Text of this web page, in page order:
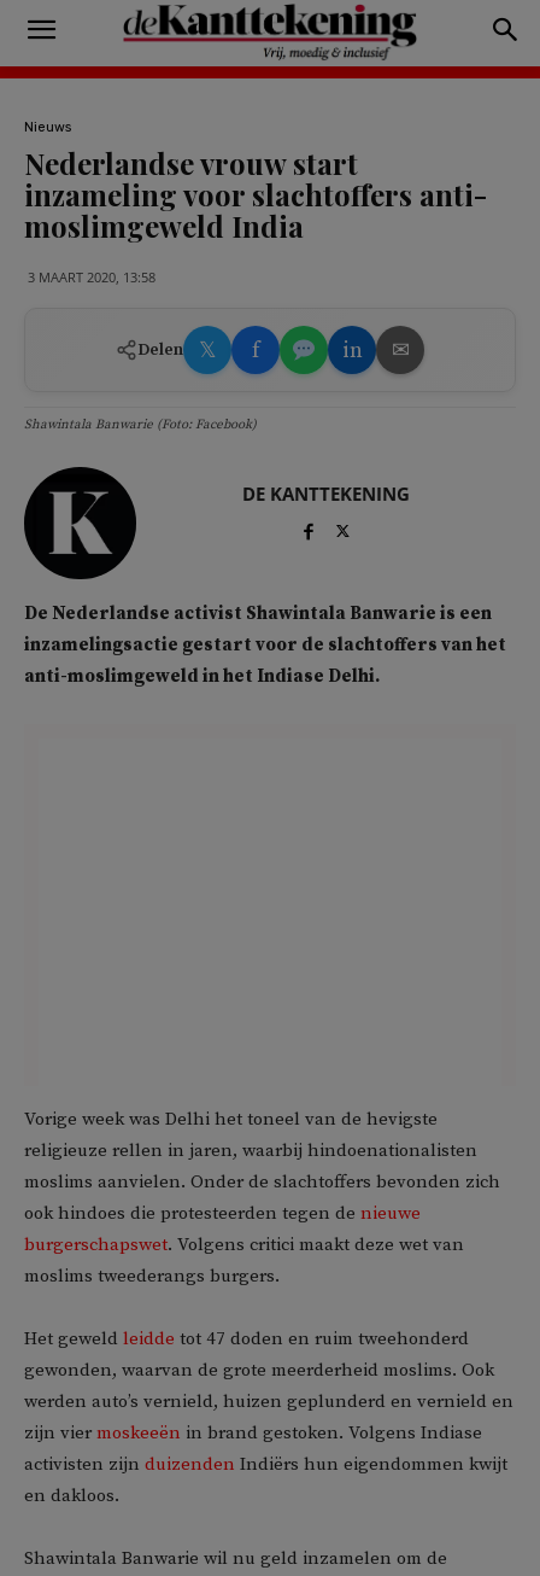
Nieuws
Nederlandse vrouw start
inzameling voor slachtoffers anti-
moslimgeweld India
3 MAART 2020, 13:58
Delen 𝕏 f in ✉
Shawintala Banwarie (Foto: Facebook)
DE KANTTEKENING
De Nederlandse activist Shawintala Banwarie is een
inzamelingsactie gestart voor de slachtoffers van het
anti-moslimgeweld in het Indiase Delhi.
Vorige week was Delhi het toneel van de hevigste
religieuze rellen in jaren, waarbij hindoenationalisten
moslims aanvielen. Onder de slachtoffers bevonden zich
ook hindoes die protesteerden tegen de nieuwe
burgerschapswet. Volgens critici maakt deze wet van
moslims tweederangs burgers.
Het geweld leidde tot 47 doden en ruim tweehonderd
gewonden, waarvan de grote meerderheid moslims. Ook
werden auto’s vernield, huizen geplunderd en vernield en
zijn vier moskeeën in brand gestoken. Volgens Indiase
activisten zijn duizenden Indiërs hun eigendommen kwijt
en dakloos.
Shawintala Banwarie wil nu geld inzamelen om de